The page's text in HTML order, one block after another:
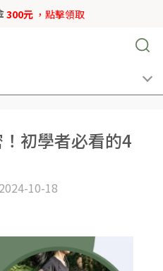
300元 ，點擊領取
！初學者必看的4
2024-10-18